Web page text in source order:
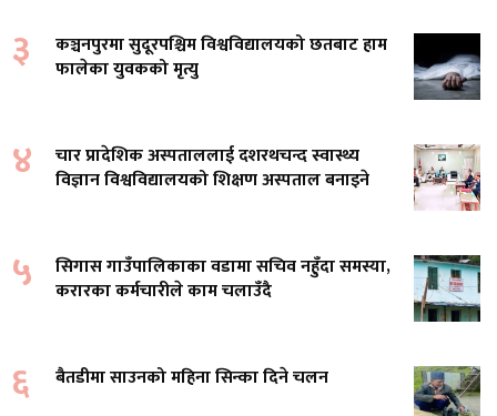
३
कञ्चनपुरमा सुदूरपश्चिम विश्वविद्यालयको छतबाट हाम
फालेका युवकको मृत्यु
४
चार प्रादेशिक अस्पताललाई दशरथचन्द स्वास्थ्य
विज्ञान विश्वविद्यालयको शिक्षण अस्पताल बनाइने
५
सिगास गाउँपालिकाका वडामा सचिव नहुँदा समस्या,
करारका कर्मचारीले काम चलाउँदै
६ बैतडीमा साउनको महिना सिन्का दिने चलन